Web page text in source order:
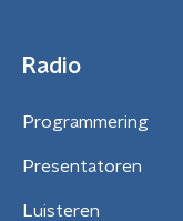
Radio
Programmering
Presentatoren
Luisteren